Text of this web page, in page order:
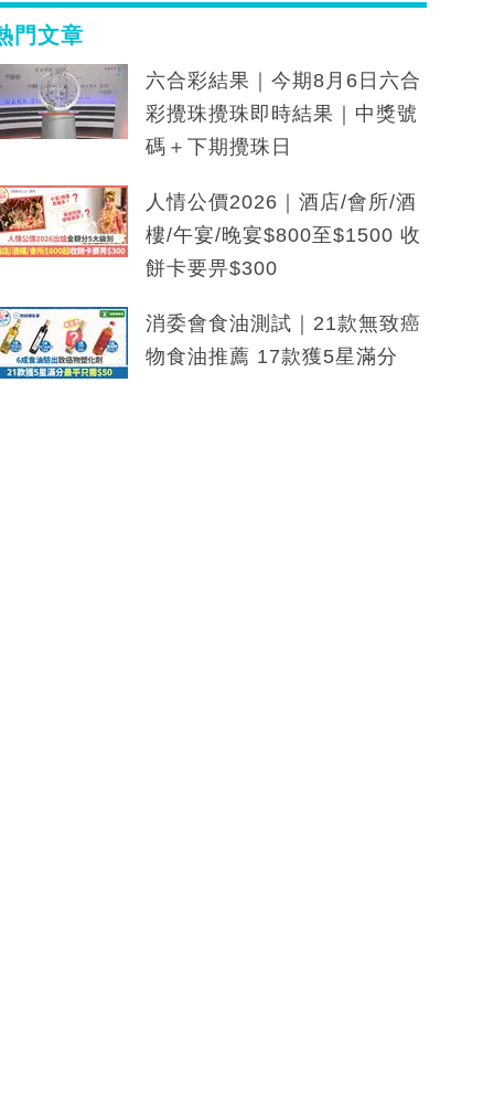
門文章
六合彩結果｜今期8月6日六合
彩攪珠攪珠即時結果｜中獎號
碼＋下期攪珠日
人情公價2026｜酒店/會所/酒
樓/午宴/晚宴$800至$1500 收
餅卡要畀$300
消委會食油測試｜21款無致癌
物食油推薦 17款獲5星滿分